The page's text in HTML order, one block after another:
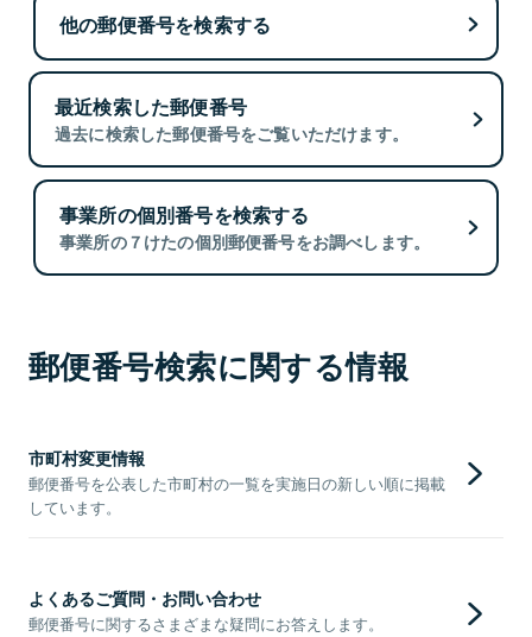
他の郵便番号を検索する
最近検索した郵便番号
過去に検索した郵便番号をご覧いただけます。
事業所の個別番号を検索する
事業所の７けたの個別郵便番号をお調べします。
郵便番号検索に関する情報
市町村変更情報
郵便番号を公表した市町村の一覧を実施日の新しい順に掲載
しています。
よくあるご質問・お問い合わせ
郵便番号に関するさまざまな疑問にお答えします。